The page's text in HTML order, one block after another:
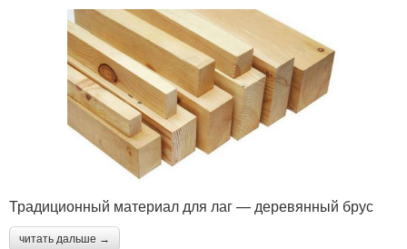
Традиционный материал для лаг — деревянный брус
читать дальше →